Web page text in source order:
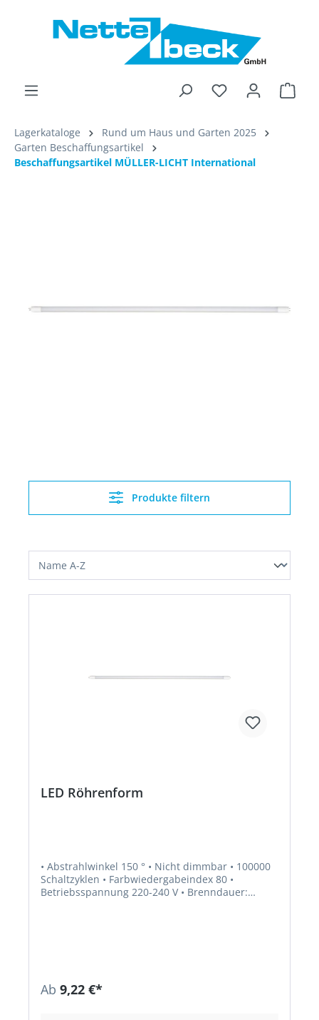
Lagerkataloge
Rund um Haus und Garten 2025
Garten Beschaffungsartikel
Beschaffungsartikel MÜLLER-LICHT International
Produkte filtern
LED Röhrenform
• Abstrahlwinkel 150 ° • Nicht dimmbar • 100000
Schaltzyklen • Farbwiedergabeindex 80 •
Betriebsspannung 220-240 V • Brenndauer:
Ab 9,22 €*